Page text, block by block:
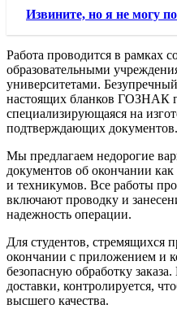
Извините, но я не могу
Работа проводится в рамках
образовательными
университетами.
настоящих бланков ГОЗНАК
специализирующаяся на
подтверждающих документов.
Мы предлагаем недорогие
документов об окончании
и техникумов. Все работы
включают проводку и
надежность операции.
Для студентов, стремящихся
окончании с приложением и
безопасную обработку
доставки, контролируется,
высшего качества.